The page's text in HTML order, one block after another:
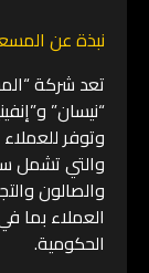
نبذة عن
تعد شركة
وتوفر
والتي تشمل
والصالون
العملاء بما
الحكومية.